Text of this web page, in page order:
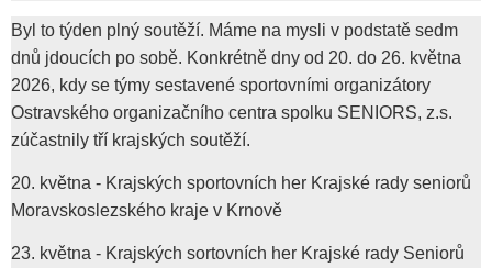
Byl to týden plný soutěží. Máme na mysli v podstatě sedm
dnů jdoucích po sobě. Konkrétně dny od 20. do 26. května
2026, kdy se týmy sestavené sportovními organizátory
Ostravského organizačního centra spolku SENIORS, z.s.
zúčastnily tří krajských soutěží.
20. května - Krajských sportovních her Krajské rady seniorů
Moravskoslezského kraje v Krnově
23. května - Krajských sortovních her Krajské rady Seniorů